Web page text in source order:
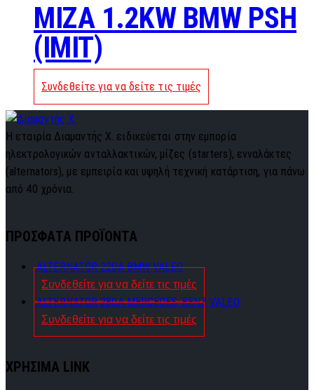
MIZA 1.2KW BMW PSH
(IMIT)
Συνδεθείτε για να δείτε τις τιμές
Η εταιρία Διαμαντής Χ. ειδικεύεται στην εμπορία
ηλεκτρολογικών ανταλλακτικών, μίζες (starters), ενναλάκτες
(alternators), με εμπειρία και υψηλή τεχνική κατάρτιση, για πάνω
από 40 χρόνια.
ΠΡΟΣΦΑΤΑ ΠΡΟΪΟΝΤΑ
ALTERNATOR 220A BMW VALEO
Συνδεθείτε για να δείτε τις τιμές
ALTERNATOR 280A MERCEDES-BENZ VALEO
Συνδεθείτε για να δείτε τις τιμές
ΧΡΗΣΙΜΑ LINK